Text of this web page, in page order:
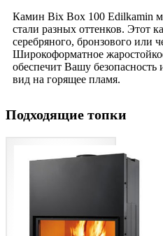
Камин Bix Box 100 Edilkamin
стали разных оттенков. Этот
серебряного, бронзового или
Широкоформатное
обеспечит Вашу
вид на горящее пламя.
Подходящие топки